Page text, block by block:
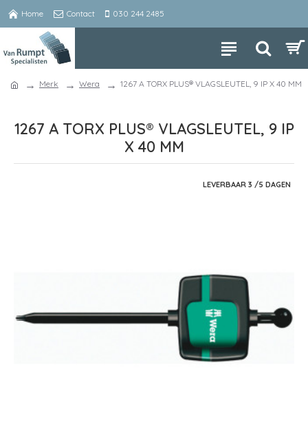
Home Contact 030 244 2485
Merk Wera 1267 A TORX PLUS® VLAGSLEUTEL, 9 IP X 40 MM
1267 A TORX PLUS® VLAGSLEUTEL, 9 IP
X 40 MM
LEVERBAAR 3 /5 DAGEN